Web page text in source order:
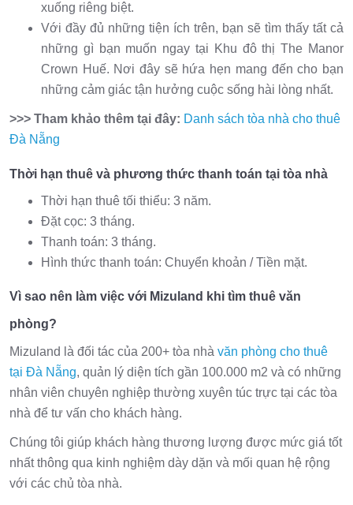
xuống riêng biệt.
Với đầy đủ những tiện ích trên, bạn sẽ tìm thấy tất cả
những gì bạn muốn ngay tại Khu đô thị The Manor
Crown Huế. Nơi đây sẽ hứa hẹn mang đến cho bạn
những cảm giác tận hưởng cuộc sống hài lòng nhất.
>>> Tham khảo thêm tại đây: Danh sách tòa nhà cho thuê
Đà Nẵng
Thời hạn thuê và phương thức thanh toán tại tòa nhà
Thời hạn thuê tối thiểu: 3 năm.
Đặt cọc: 3 tháng.
Thanh toán: 3 tháng.
Hình thức thanh toán: Chuyển khoản / Tiền mặt.
Vì sao nên làm việc với Mizuland khi tìm thuê văn
phòng?
Mizuland là đối tác của 200+ tòa nhà văn phòng cho thuê
tại Đà Nẵng, quản lý diện tích gần 100.000 m2 và có những
nhân viên chuyên nghiệp thường xuyên túc trực tại các tòa
nhà để tư vấn cho khách hàng.
Chúng tôi giúp khách hàng thương lượng được mức giá tốt
nhất thông qua kinh nghiệm dày dặn và mối quan hệ rộng
với các chủ tòa nhà.